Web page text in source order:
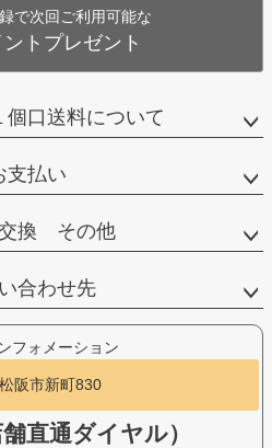
で次回ご利用可能な
トプレゼント
個口送料について
支払い
換 その他
合わせ先
フォメーション
阪市新町830
直通ダイヤル）